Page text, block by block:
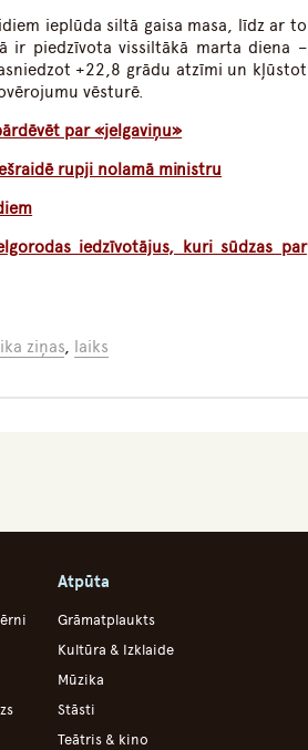
ieplūda siltā gaisa masa, līdz ar to
ir piedzīvota vissiltākā marta diena –
+22,8 grādu atzīmi un kļūstot
vēsturē.
par «jelgaviņu»
rupji nolamā ministru
iedzīvotājus, kuri sūdzas par
ziņas, laiks
Atpūta
Grāmatplaukts
Kultūra & Izklaide
Mūzika
Stāsti
Teātris & kino